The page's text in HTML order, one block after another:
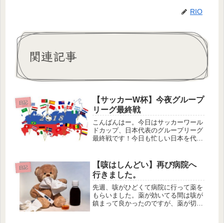
RIO
関連記事
日記
【サッカーW杯】今夜グループ
リーグ最終戦
こんばんはー。今日はサッカーワール
ドカップ、日本代表のグループリーグ
最終戦です！今日も忙しい日本を代表
ルタイムで働いてきて、ダイエット中
なのでホットヨガスタジオも行って、
帰...
日記
【咳はしんどい】再び病院へ
行きました。
先週、咳がひどくて病院に行って薬を
もらいました。薬が効いてる間は咳が
鎮まって良かったのですが、薬が切れ